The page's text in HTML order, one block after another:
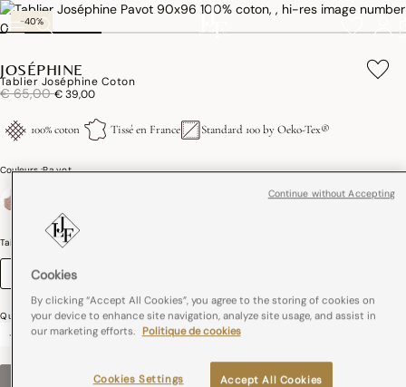
-40%
JOSÉPHINE
Tablier Joséphine Coton
Réduction de
€ 65,00à
€ 39,00
100% coton Tissé en France Standard 100 by Oeko-Tex®
Couleurs :Pavot
sélectionné
Taille (cm)
90 x 96
Quantité
-
+
Cookies
By clicking “Accept All Cookies”, you agree to the storing of cookies on
your device to enhance site navigation, analyze site usage, and assist in
our marketing efforts. Politique de cookies
Accept All Cookies
Cookies Settings
Continue without Accepting